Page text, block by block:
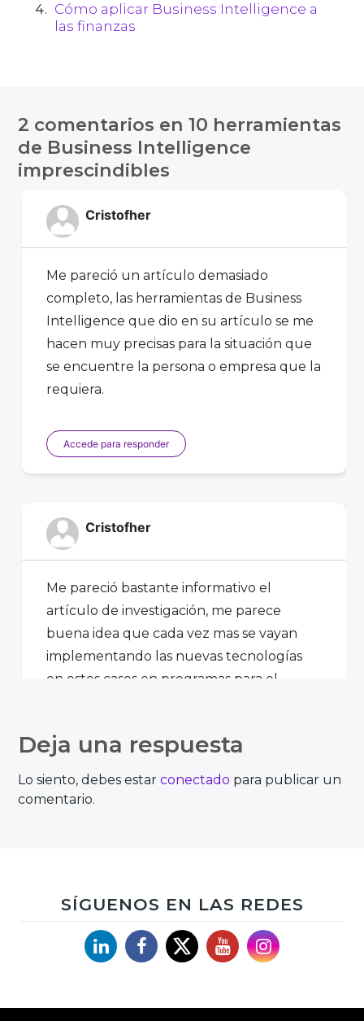
Cómo aplicar Business Intelligence a
las finanzas
2 comentarios en10 herramientas
de Business Intelligence
imprescindibles
Cristofher
Me pareció un artículo demasiado
completo, las herramientas de Business
Intelligence que dio en su artículo se me
hacen muy precisas para la situación que
se encuentre la persona o empresa que la
requiera.
Accede para responder
Cristofher
Me pareció bastante informativo el
artículo de investigación, me parece
buena idea que cada vez mas se vayan
implementando las nuevas tecnologías
en estos casos en programas para el
Accede para responder
Deja una respuesta
Lo siento, debes estarconectado para publicar un
comentario.
SÍGUENOS EN LAS REDES
LinkedinFacebook
X YouTubeInstagram